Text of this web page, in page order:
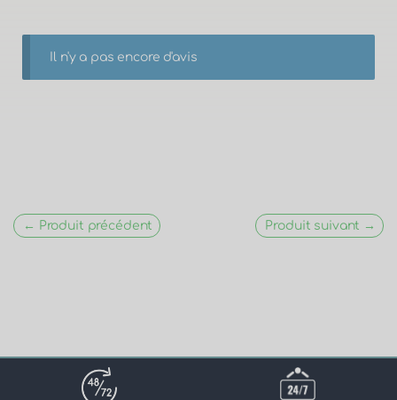
Il n'y a pas encore d'avis
← Produit précédent Produit suivant →